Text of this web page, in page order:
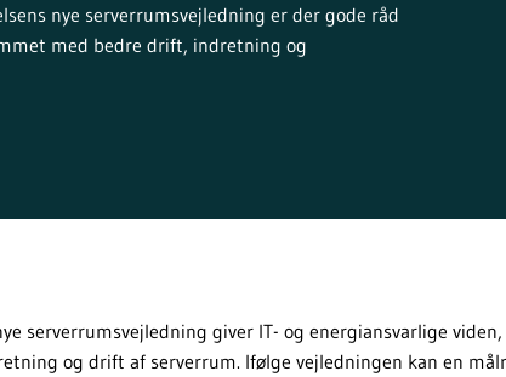
nye serverrumsvejledning er der gode råd
med bedre drift, indretning og
serverrumsvejledning giver IT- og energiansvarlige
og drift af serverrum. Ifølge vejledningen kan en